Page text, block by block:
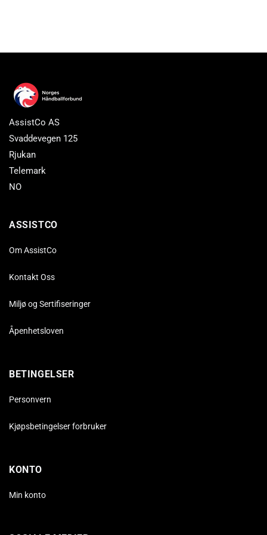
AssistCo AS
Svaddevegen 125
Rjukan
Telemark
NO
ASSISTCO
Om AssistCo
Kontakt Oss
Miljø og Sertifiseringer
Åpenhetsloven
BETINGELSER
Personvern
Kjøpsbetingelser forbruker
KONTO
Min konto